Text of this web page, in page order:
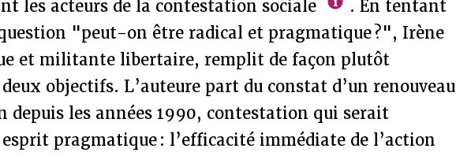
les acteurs de la contestation sociale
. En tentant
"peut-on être radical et pragmatique ?", Irène
et militante libertaire, remplit de façon plutôt
objectifs. L’auteure part du constat d’un renouveau
depuis les années 1990, contestation qui serait
pragmatique : l’efficacité immédiate de l’action